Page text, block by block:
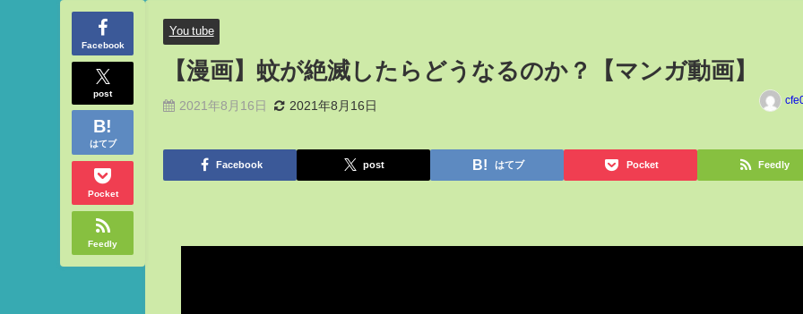
Facebook
post
はてブ
Pocket
Feedly
You tube
【漫画】蚊が絶滅したらどうなるのか？【マンガ動画】
2021年8月16日 2021年8月16日
Facebook post はてブ Pocket Feedly